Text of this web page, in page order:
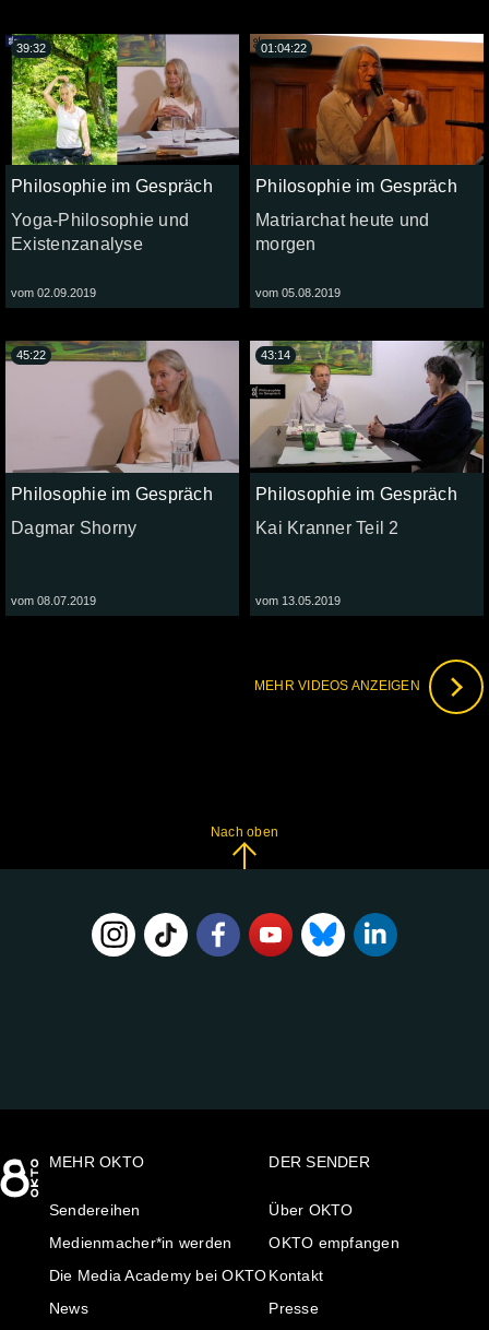
Philosophie im Gespräch
Yoga-Philosophie und
Existenzanalyse
vom 02.09.2019
39:32
Philosophie im Gespräch
Matriarchat heute und
morgen
vom 05.08.2019
01:04:22
Philosophie im Gespräch
Dagmar Shorny
vom 08.07.2019
45:22
Philosophie im Gespräch
Kai Kranner Teil 2
vom 13.05.2019
43:14
MEHR VIDEOS ANZEIGEN
Nach oben
MEHR OKTO
Sendereihen
Medienmacher*in werden
Die Media Academy bei OKTO
News
DER SENDER
Über OKTO
OKTO empfangen
Kontakt
Presse